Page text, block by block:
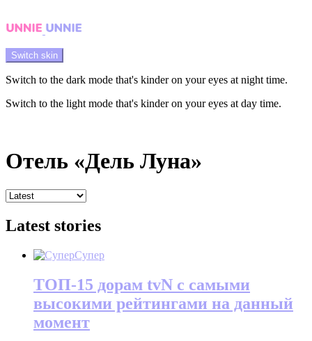
Switch skin
Switch to the dark mode that's kinder on your eyes at night time.
Switch to the light mode that's kinder on your eyes at day time.
Отель «Дель Луна»
Latest stories
Супер
ТОП-15 дорам tvN с самыми
высокими рейтингами на данный
момент